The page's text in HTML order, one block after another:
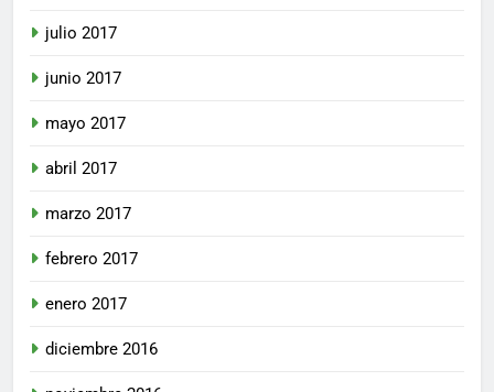
julio 2017
junio 2017
mayo 2017
abril 2017
marzo 2017
febrero 2017
enero 2017
diciembre 2016